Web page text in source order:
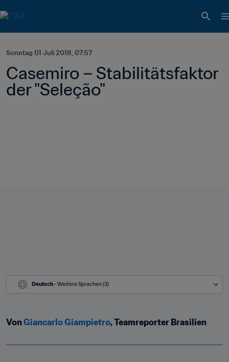
Sonntag 01 Juli 2018, 07:57
Casemiro – Stabilitätsfaktor
der "Seleção"
Deutsch - Weitere Sprachen (3)
Von Giancarlo Giampietro, Teamreporter Brasilien